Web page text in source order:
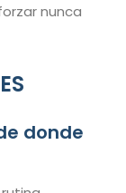
nunca
donde